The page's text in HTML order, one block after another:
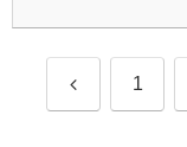
前 1